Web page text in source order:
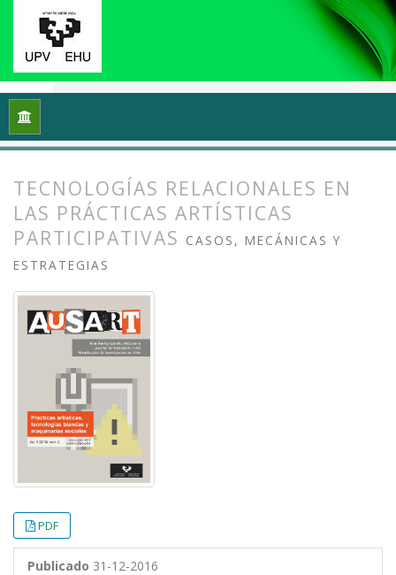
Inicio
TECNOLOGÍAS RELACIONALES EN
LAS PRÁCTICAS ARTÍSTICAS
PARTICIPATIVAS CASOS, MECÁNICAS Y
ESTRATEGIAS
PDF
Publicado 31-12-2016